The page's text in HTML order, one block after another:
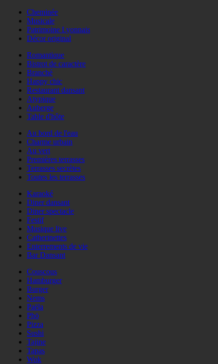
Cheminée
Musicale
Patrimoine Lyonnais
Décor original
Romantique
Bistrot de caractère
Branché
Happy chic
Restaurant dansant
Atypique
Auberge
Table d'hôte
Au bord de l'eau
Charme urbain
Au vert
Premières terrasses
Terrasses secrètes
Toutes les terrasses
Karaoké
Diner dansant
Diner spectacle
Festif
Musique live
Catherinettes
Enterrements de vie
Bar Dansant
Couscous
Hamburger
Burger
Nems
Paëla
Phö
Pizza
Sushi
Tajine
Tapas
Wok